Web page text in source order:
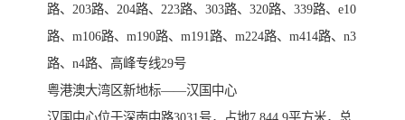
路、203路、204路、223路、303路、320路、339路、e10
路、m106路、m190路、m191路、m224路、m414路、n3
路、n4路、高峰专线29号
粤港澳大湾区新地标——汉国中心
汉国中心位于深南中路3031号，占地7,844.9平方米，总